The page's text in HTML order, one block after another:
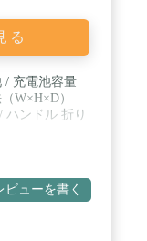
る
/ 充電池容量
W×H×D）
ハンドル 折り
ビューを書く